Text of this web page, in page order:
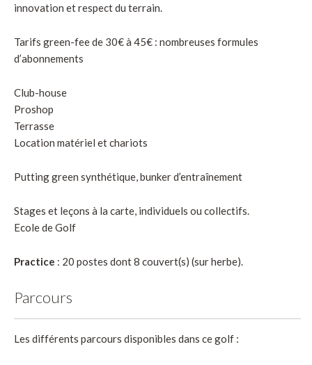
innovation et respect du terrain.
Tarifs green-fee de 30€ à 45€ : nombreuses formules
d’abonnements
Club-house
Proshop
Terrasse
Location matériel et chariots
Putting green synthétique, bunker d’entraînement
Stages et leçons à la carte, individuels ou collectifs.
Ecole de Golf
Practice : 20 postes dont 8 couvert(s) (sur herbe).
Parcours
Les différents parcours disponibles dans ce golf :